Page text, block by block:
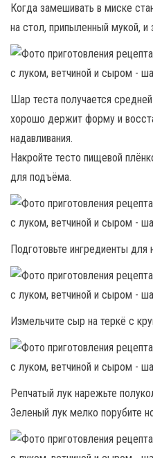
Когда замешивать в миске
на стол, припыленный мукой, и
Шар теста получается
хорошо держит форму и
надавливания.
Накройте тесто пищевой
для подъёма.
Подготовьте ингредиенты для
Измельчите сыр на теркё с
Репчатый лук нарежьте
Зеленый лук мелко порубите